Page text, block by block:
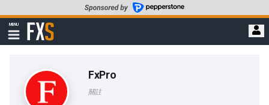
至
要
MENU
顯
示
FXStreet
FxPro
關註